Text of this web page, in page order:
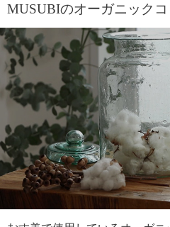
MUSUBIのオーガニック